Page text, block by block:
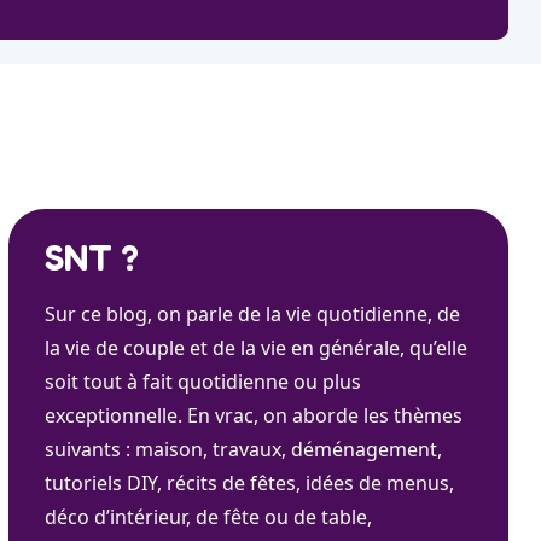
SNT ?
Sur ce blog, on parle de la vie quotidienne, de
la vie de couple et de la vie en générale, qu’elle
soit tout à fait quotidienne ou plus
exceptionnelle. En vrac, on aborde les thèmes
suivants : maison, travaux, déménagement,
tutoriels DIY, récits de fêtes, idées de menus,
déco d’intérieur, de fête ou de table,